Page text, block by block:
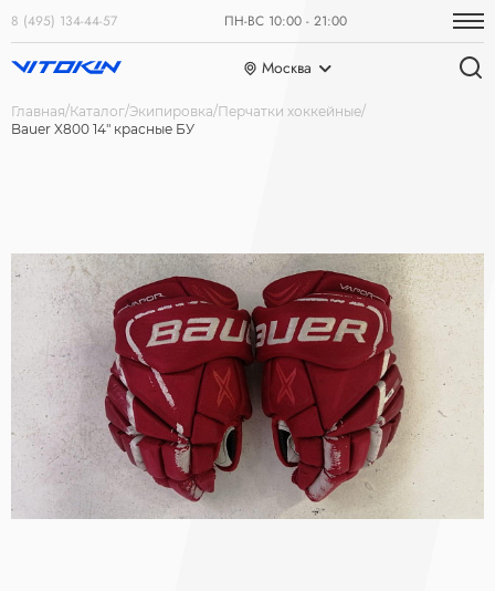
8 (495) 134-44-57 ПН-ВС 10:00 - 21:00
Москва
Главная Каталог Экипировка Перчатки хоккейные
Bauer X800 14" красные БУ